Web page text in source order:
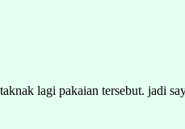
lagi pakaian tersebut. jadi